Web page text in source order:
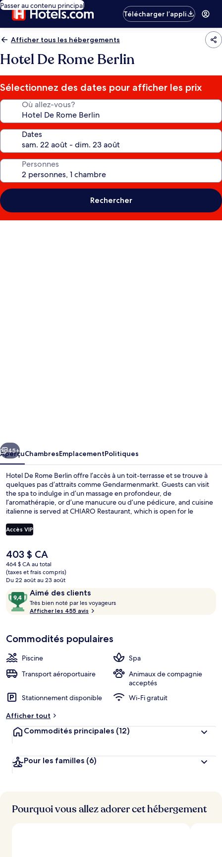
Passer au contenu principal
Télécharger l’appli
Afficher tous les hébergements
Hotel De Rome Berlin
Sélectionnez des dates pour afficher les prix
Où allez-vous?
Dates
Personnes
Rechercher
Berlin
Suivant
45+
AperçuChambresEmplacementPolitiques
Hotel De Rome Berlin offre l’accès à un toit-terrasse et se trouve à
quelques pas d’attraits comme Gendarmenmarkt. Guests can visit
the spa to indulge in d’un massage en profondeur, de
l’aromathérapie, or d’une manucure ou d’une pédicure, and cuisine
italienne is served at CHIARO Restaurant, which is open for le
hôtel de luxe, notons 2 bars-salons, une piscine intérieure et un
centre d’entraînement physique ouvert en tout temps. Les autres
se trouve à quelques minutes de marche : Station de métro
Französische Straße se trouve à 6 minutes et Unter den Linden
Station est à 6 minutes.
Accès VIP
Le
prix
actuel
est
de 403 $ CA
403 $ CA
464 $ CA au total
(taxes et frais compris)
Du 22 août au 23 août
Avis Aimé des clients
9,4
sur
10,
clients
Très bien noté par les voyageurs
i
e
n
n
o
p
r
v
Afficher les 455 avis
Commodités populaires
Piscine
Spa
Transport aéroportuaire
Animaux de compagnie
acceptés
Stationnement disponible
Wi-Fi gratuit
Afficher tout
Commodités principales (12)
Pour les familles (6)
Pourquoi vous allez adorer cet hébergement